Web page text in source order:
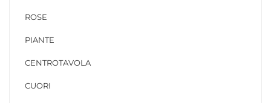
ROSE
PIANTE
CENTROTAVOLA
CUORI